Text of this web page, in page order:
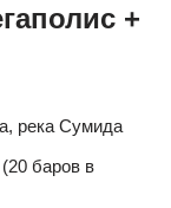
+
река Сумида
баров в